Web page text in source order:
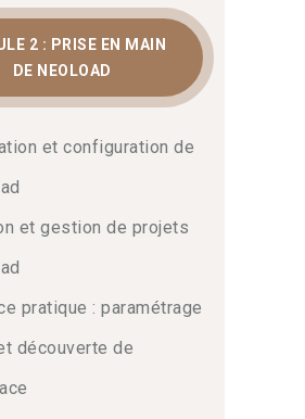
2 : PRISE EN MAIN
DE NEOLOAD
et configuration de
et gestion de projets
pratique : paramétrage
découverte de